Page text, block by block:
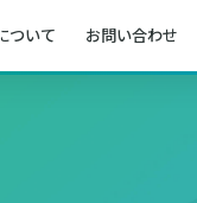
ついて お問い合わせ